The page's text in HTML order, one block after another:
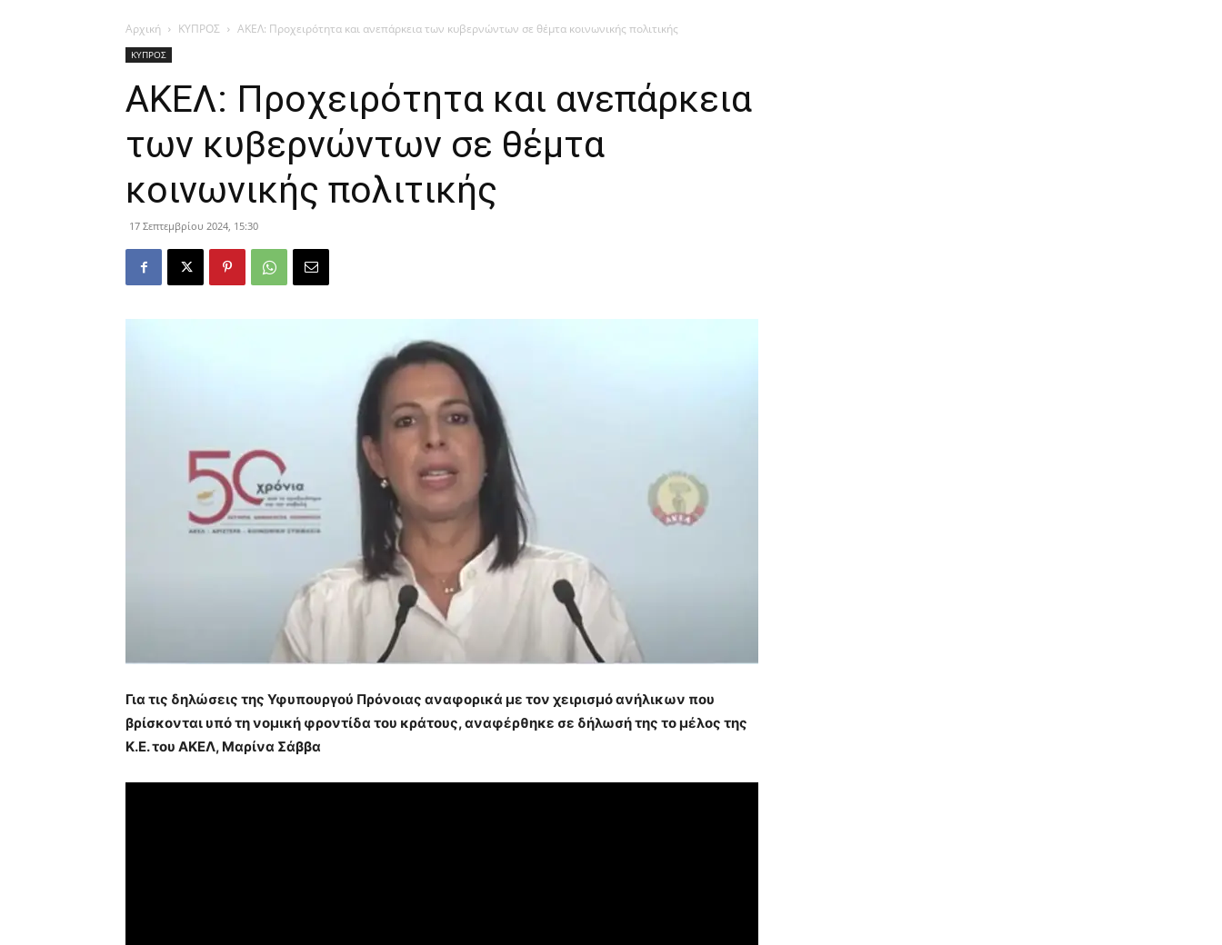
Αρχική ΚΥΠΡΟΣ ΑΚΕΛ: Προχειρότητα και ανεπάρκεια των κυβερνώντων σε θέμτα κοινωνικής πολιτικής
ΚΥΠΡΟΣ
ΑΚΕΛ: Προχειρότητα και ανεπάρκεια
των κυβερνώντων σε θέμτα
κοινωνικής πολιτικής
17 Σεπτεμβρίου 2024, 15:30
Για τις δηλώσεις της Υφυπουργού Πρόνοιας αναφορικά με τον χειρισμό ανήλικων που
βρίσκονται υπό τη νομική φροντίδα του κράτους, αναφέρθηκε σε δήλωσή της το μέλος της
Κ.Ε. του ΑΚΕΛ, Μαρίνα Σάββα